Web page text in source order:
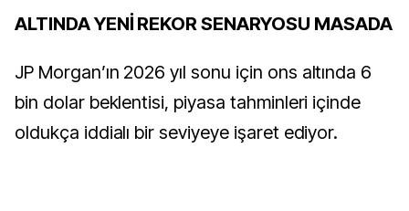
ALTINDA YENİ REKOR SENARYOSU MASADA
JP Morgan’ın 2026 yıl sonu için ons altında 6
bin dolar beklentisi, piyasa tahminleri içinde
oldukça iddialı bir seviyeye işaret ediyor.